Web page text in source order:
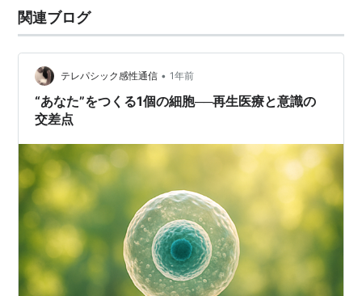
関連ブログ
テレパシック感性通信 • 1年前
“あなた”をつくる1個の細胞──再生医療と意識の
交差点